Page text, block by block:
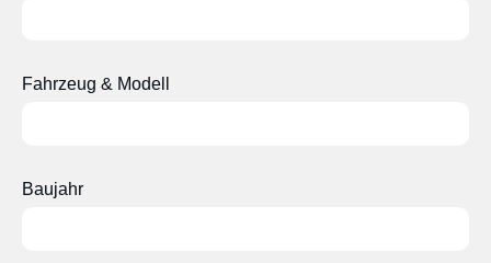
Fahrzeug & Modell
Baujahr